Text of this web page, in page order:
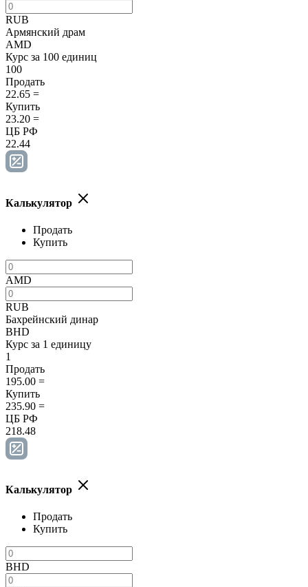
RUB
Армянский драм
AMD
Курс за 100 единиц
100
Продать
22.65 =
Купить
23.20 =
ЦБ РФ
22.44
Калькулятор
Продать
Купить
AMD
RUB
Бахрейнский динар
BHD
Курс за 1 единицу
1
Продать
195.00 =
Купить
235.90 =
ЦБ РФ
218.48
Калькулятор
Продать
Купить
BHD